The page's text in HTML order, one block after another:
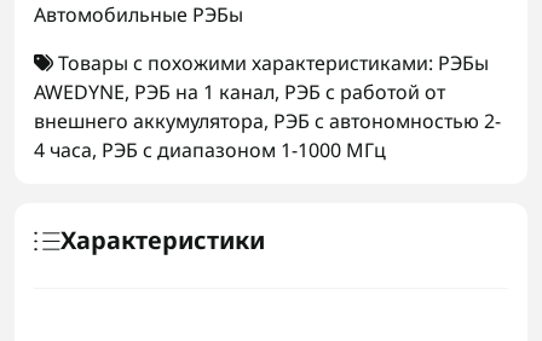
Автомобильные РЭБы
Товары с похожими характеристиками: РЭБы
AWEDYNE, РЭБ на 1 канал, РЭБ с работой от
внешнего аккумулятора, РЭБ с автономностью 2-
4 часа, РЭБ с диапазоном 1-1000 МГц
Характеристики